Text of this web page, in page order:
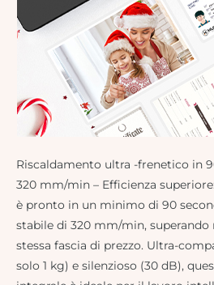
Riscaldamento ultra -frenetico in
320 mm/min – Efficienza
è pronto in un minimo di 90
stabile di 320 mm/min,
stessa fascia di prezzo. Ultra-
solo 1 kg) e silenzioso (30 dB),